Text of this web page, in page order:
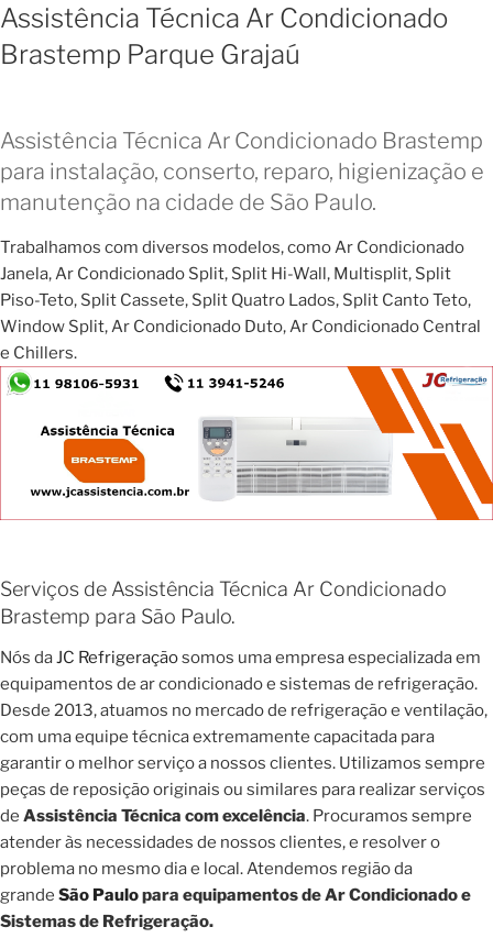
Assistência Técnica Ar Condicionado
Brastemp Parque Grajaú
Assistência Técnica Ar Condicionado Brastemp
para instalação, conserto, reparo, higienização e
manutenção na cidade de São Paulo.
Trabalhamos com diversos modelos, como Ar Condicionado
Janela, Ar Condicionado Split, Split Hi-Wall, Multisplit, Split
Piso-Teto, Split Cassete, Split Quatro Lados, Split Canto Teto,
Window Split, Ar Condicionado Duto, Ar Condicionado Central
e Chillers.
Serviços de Assistência Técnica Ar Condicionado
Brastemp para São Paulo.
Nós daJC Refrigeraçãosomos uma empresa especializada em
equipamentos de ar condicionado e sistemas de refrigeração.
Desde 2013, atuamos no mercado de refrigeração e ventilação,
com uma equipe técnica extremamente capacitada para
garantir o melhor serviço a nossos clientes. Utilizamos sempre
peças de reposição originais ou similares para realizar serviços
de Assistência Técnica com excelência. Procuramos sempre
atender às necessidades de nossos clientes, e resolver o
problema no mesmo dia e local. Atendemos região da
grande São Paulopara equipamentos de Ar Condicionado e
Sistemas de Refrigeração.